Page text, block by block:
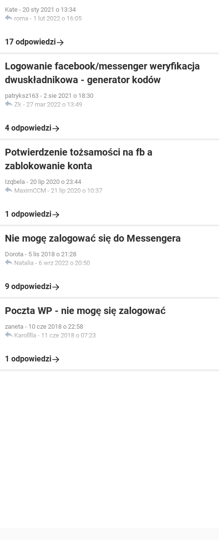
Kate - 20 sty 2021 o 13:34
roma - 1 lut 2022 o 16:05
17 odpowiedzi
Logowanie facebook/messenger weryfikacja
dwuskładnikowa - generator kodów
patryksz163 - 2 sie 2021 o 18:30
Zk - 27 mar 2022 o 13:49
4 odpowiedzi
Potwierdzenie tożsamości na fb a
zablokowanie konta
Izqbela - 20 lip 2020 o 23:44
MaximCCM - 21 lip 2020 o 10:37
1 odpowiedzi
Nie mogę zalogować się do Messengera
Dorota - 5 lis 2018 o 21:28
Natalia - 6 wrz 2022 o 20:50
9 odpowiedzi
Poczta WP - nie mogę się zalogować
zaneta - 10 cze 2018 o 22:58
Karolllla - 11 cze 2018 o 07:23
1 odpowiedzi